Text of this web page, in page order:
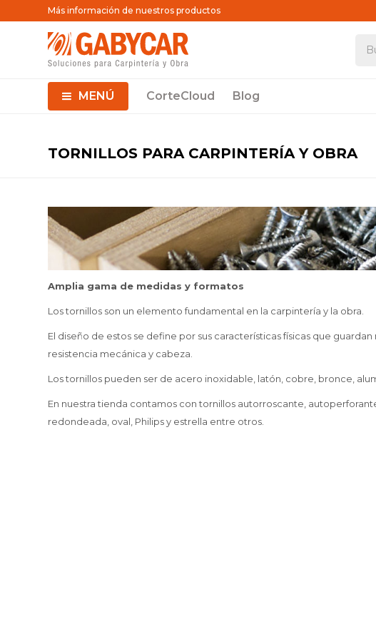
MENÚ CorteCloud Blog
Más información de nuestros productos
TORNILLOS PARA CARPINTERÍA Y OBRA
Amplia gama de medidas y formatos
Los tornillos son un elemento fundamental en la carpintería y la obra.
El diseño de estos se define por sus características físicas que
resistencia mecánica y cabeza.
Los tornillos pueden ser de acero inoxidable, latón, cobre, bronce,
En nuestra tienda contamos con tornillos autorroscante,
redondeada, oval, Philips y estrella entre otros.